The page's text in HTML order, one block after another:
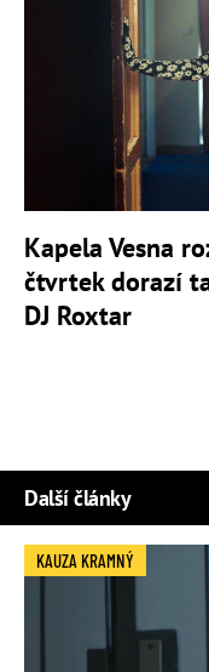
Kapela Vesna
čtvrtek dorazí
DJ Roxtar
Další články
KAUZA KRAMNÝ